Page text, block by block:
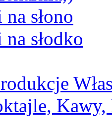
słono
na słodko
Kawy,